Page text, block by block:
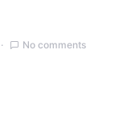
No comments